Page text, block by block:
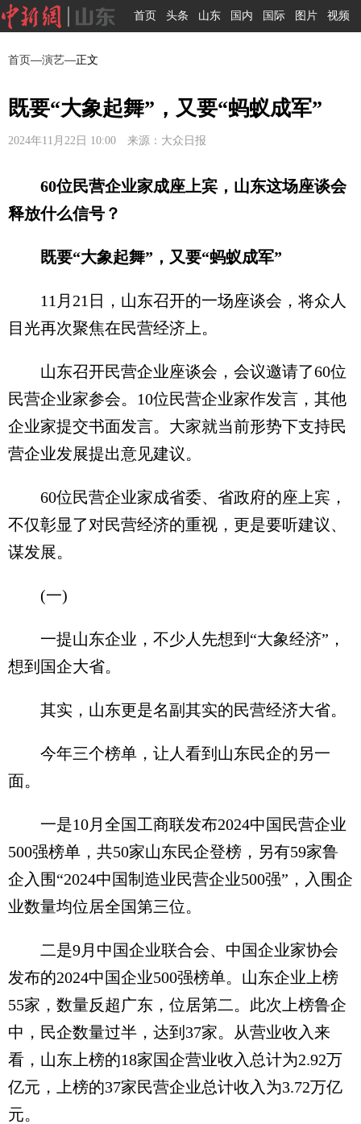
首页 头条 山东 国内 国际 图片 视频
首页—演艺—正文
既要“大象起舞”，又要“蚂蚁成军”
2024年11月22日 10:00 来源：大众日报
60位民营企业家成座上宾，山东这场座谈会
释放什么信号？
既要“大象起舞”，又要“蚂蚁成军”
11月21日，山东召开的一场座谈会，将众人
目光再次聚焦在民营经济上。
山东召开民营企业座谈会，会议邀请了60位
民营企业家参会。10位民营企业家作发言，其他
企业家提交书面发言。大家就当前形势下支持民
营企业发展提出意见建议。
60位民营企业家成省委、省政府的座上宾，
不仅彰显了对民营经济的重视，更是要听建议、
谋发展。
(一)
一提山东企业，不少人先想到“大象经济”，
想到国企大省。
其实，山东更是名副其实的民营经济大省。
今年三个榜单，让人看到山东民企的另一
面。
一是10月全国工商联发布2024中国民营企业
500强榜单，共50家山东民企登榜，另有59家鲁
企入围“2024中国制造业民营企业500强”，入围企
业数量均位居全国第三位。
二是9月中国企业联合会、中国企业家协会
发布的2024中国企业500强榜单。山东企业上榜
55家，数量反超广东，位居第二。此次上榜鲁企
中，民企数量过半，达到37家。从营业收入来
看，山东上榜的18家国企营业收入总计为2.92万
亿元，上榜的37家民营企业总计收入为3.72万亿
元。